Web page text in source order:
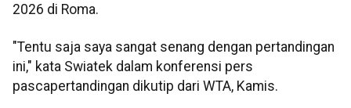
2026 di Roma.
"Tentu saja saya sangat senang dengan pertandingan
ini," kata Swiatek dalam konferensi pers
pascapertandingan dikutip dari WTA, Kamis.